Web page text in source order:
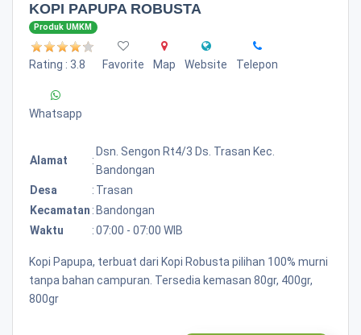
KOPI PAPUPA ROBUSTA
Produk UMKM
Rating : 3.8 Favorite Map Website Telepon
Whatsapp
Alamat :
Dsn. Sengon Rt4/3 Ds. Trasan Kec.
Bandongan
Desa
: Trasan
Kecamatan : Bandongan
Waktu
:07:00 - 07:00 WIB
Kopi Papupa, terbuat dari Kopi Robusta pilihan 100% murni
tanpa bahan campuran. Tersedia kemasan 80gr, 400gr,
800gr